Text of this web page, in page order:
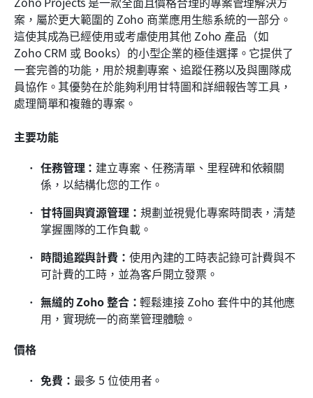
案，屬於更大範圍的 Zoho 商業應用生態系統的一部分。
這使其成為已經使用或考慮使用其他 Zoho 產品（如
Zoho CRM 或 Books）的小型企業的極佳選擇。它提供了
一套完善的功能，用於規劃專案、追蹤任務以及與團隊成
員協作。其優勢在於能夠利用甘特圖和詳細報告等工具，
處理簡單和複雜的專案。
主要功能
任務管理： 建立專案、任務清單、里程碑和依賴關
係，以結構化您的工作。
甘特圖與資源管理： 規劃並視覺化專案時間表，清楚
掌握團隊的工作負載。
時間追蹤與計費： 使用內建的工時表記錄可計費與不
可計費的工時，並為客戶開立發票。
無縫的 Zoho 整合：輕鬆連接 Zoho 套件中的其他應
用，實現統一的商業管理體驗。
價格
免費： 最多 5 位使用者。